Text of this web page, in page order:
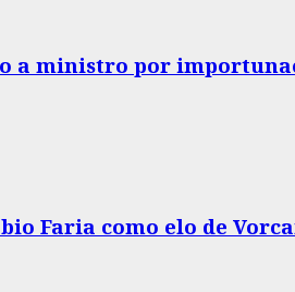
a ministro por
Faria como elo de